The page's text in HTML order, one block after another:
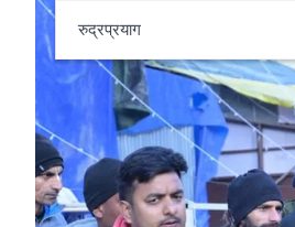
रुद्रप्रयाग